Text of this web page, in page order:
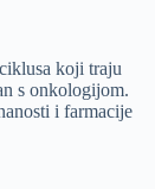
koji traju
s onkologijom.
i farmacije